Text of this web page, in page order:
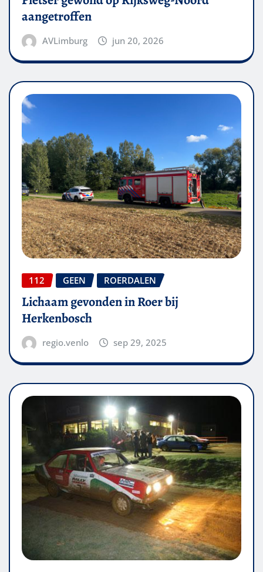
aangetroffen
AVLimburg jun 20, 2026
112 GEEN ROERDALEN
Lichaam gevonden in Roer bij
Herkenbosch
regio.venlo sep 29, 2025